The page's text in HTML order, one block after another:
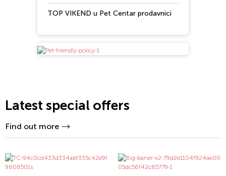
TOP VIKEND u Pet Centar prodavnici
Latest special offers
Find out more